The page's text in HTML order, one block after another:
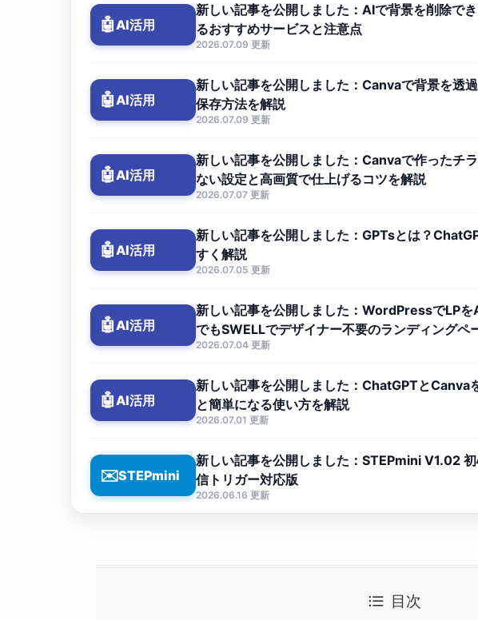
🤖AI活用
新しい記事を公開しました：AIで背景を削除で
るおすすめサービスと注意点
2026.07.09 更新
🤖AI活用
新しい記事を公開しました：Canvaで背景を透
保存方法を解説
2026.07.09 更新
🤖AI活用
新しい記事を公開しました：Canvaで作ったチ
ない設定と高画質で仕上げるコツを解説
2026.07.07 更新
🤖AI活用
新しい記事を公開しました：GPTsとは？
すく解説
2026.07.05 更新
🤖AI活用
新しい記事を公開しました：WordPressでLPを
でもSWELLでデザイナー不要のランディングペ
2026.07.04 更新
🤖AI活用
新しい記事を公開しました：ChatGPTとCanva
と簡単になる使い方を解説
2026.07.01 更新
✉️STEPmini
新しい記事を公開しました：STEPmini V1.02
信トリガー対応版
2026.06.16 更新
目次